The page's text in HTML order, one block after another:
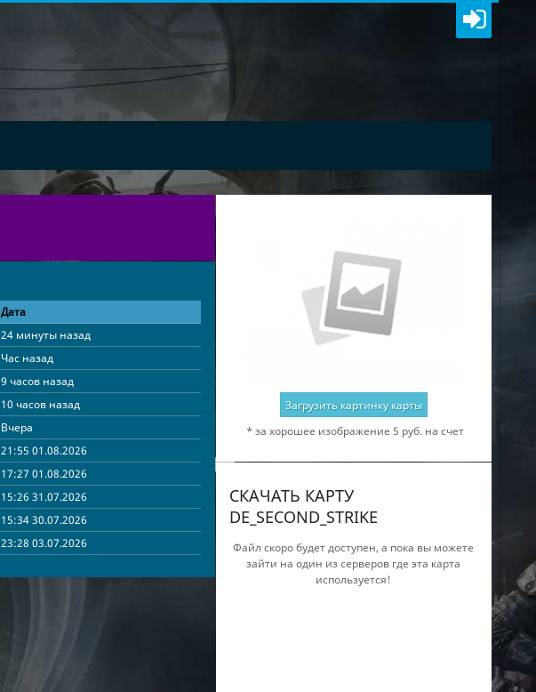
Дата
24 минуты назад
Час назад
9 часов назад
10 часов назад
Вчера
21:55 01.08.2026
17:27 01.08.2026
15:26 31.07.2026
15:34 30.07.2026
23:28 03.07.2026
Загрузить картинку карты
* за хорошее изображение 5 руб. на счет
СКАЧАТЬ КАРТУ
DE_SECOND_STRIKE
Файл скоро будет доступен, а пока вы можете
зайти на один из серверов где эта карта
используется!